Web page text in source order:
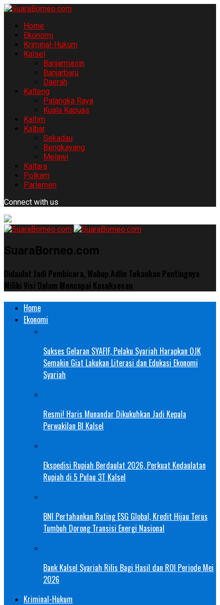
Home
Ekonomi
Kriminal-Hukum
Kalsel
Banjarmasin
Banjarbaru
Daerah
Kalteng
Palangka Raya
Kuala Kapuas
Kaltim
Kalbar
Sekadau
Bengkayang
Melawi
Kaltara
Polkam
Parlemen
Connect with us
SuaraBorneo.com
Didaulat Jadi Pembicara, Wabup Adlin Tekankan Pentingnya
Miliki Visi Dalam Mencapai Kesuksesan
Home
Ekonomi
Sukses Gelaran SYAFIF, Pelaku Syariah Harapkan OJK
Semakin Giat Lakukan Literasi dan Edukasi Ekonomi
Syariah
Resmi! Haris Munandar Dikukuhkan Jadi Kepala
Perwakilan BI Kalsel
Ekspedisi Rupiah Berdaulat 2026, Perkuat Kedaulatan
Rupiah di 5 Pulau 3T Kalsel
BNI Pertahankan Rating ESG Global, Kredit Hijau Terus
Tumbuh Dorong Transisi Energi Nasional
Bank Kalsel Syariah Rilis Bagi Hasil dan ROI Periode Mei
2026
Kriminal-Hukum